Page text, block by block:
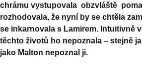
chrámu vystupovala obzvláště
rozhodovala, že nyní by se chtěla
se inkarnovala s Lamirem. Intuitivně
těchto životů ho nepoznala – stejně
jako Malton nepoznal ji.